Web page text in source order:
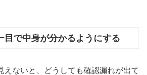
目で中身が分かるようにする
えないと、どうしても確認漏れが出て